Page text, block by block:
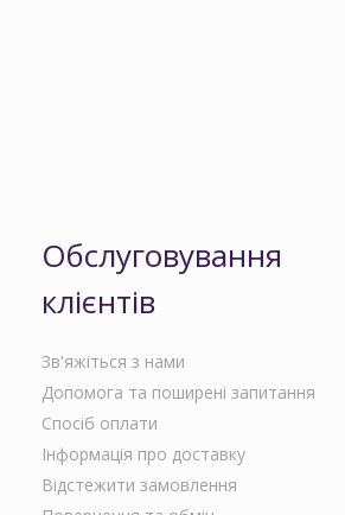
Обслуговування
клієнтів
Зв'яжіться з нами
Допомога та поширені запитання
Спосіб оплати
Інформація про доставку
Відстежити замовлення